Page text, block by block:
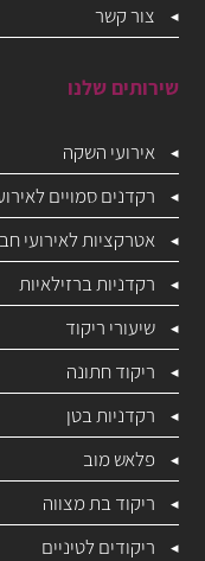
צור קשר
שירותים שלנו
אירועי השקה
רקדנים סמויים
אטרקציות לאירועי
רקדניות ברזילאיות
שיעורי ריקוד
ריקוד חתונה
רקדניות בטן
פלאש מוב
ריקוד בת מצווה
ריקודים לטיניים